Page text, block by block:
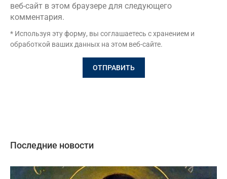
веб-сайт в этом браузере для следующего
комментария.
* Используя эту форму, вы соглашаетесь с хранением и
обработкой ваших данных на этом веб-сайте.
Последние новости